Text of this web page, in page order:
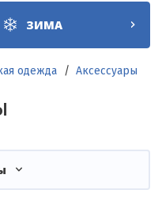
ЗИМА
одежда Аксессуары